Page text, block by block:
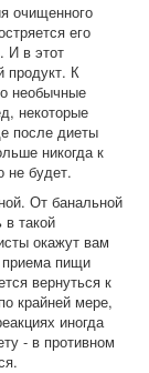
очищенного
его
И в этот
продукт. К
необычные
некоторые
после диеты
никогда к
не будет.
От банальной
такой
окажут вам
пищи
вернуться к
крайней мере,
иногда
- в противном